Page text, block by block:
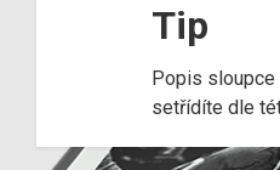
Tip
Popis sloupce
setřídíte dle